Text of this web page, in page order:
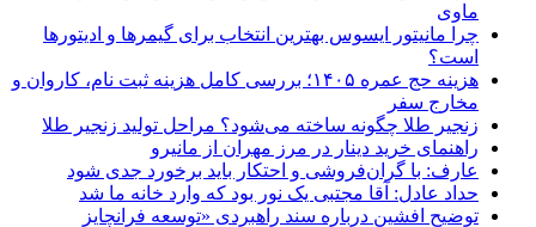
ماوی
چرا مانیتور ایسوس بهترین انتخاب برای گیمرها و ادیتورها
است؟
هزینه حج عمره ۱۴۰۵؛ بررسی کامل هزینه ثبت نام، کاروان و
مخارج سفر
زنجیر طلا چگونه ساخته می‌شود؟ مراحل تولید زنجیر طلا
راهنمای خرید دینار در مرز مهران از مانیرو
عارف: با گران‌فروشی و احتکار باید برخورد جدی شود
حداد عادل: آقا مجتبی یک نور بود که وارد خانه ما شد
توضیح افشین درباره سند راهبردی «توسعه فرانچایز